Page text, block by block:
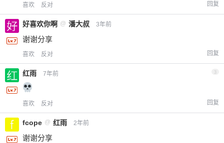
喜欢 反对 回复
好喜欢你啊 @ 潘大叔 3年前
谢谢分享
喜欢 反对 回复
红雨 7年前 3
喜欢 反对 回复
fcope @ 红雨 2年前
谢谢分享